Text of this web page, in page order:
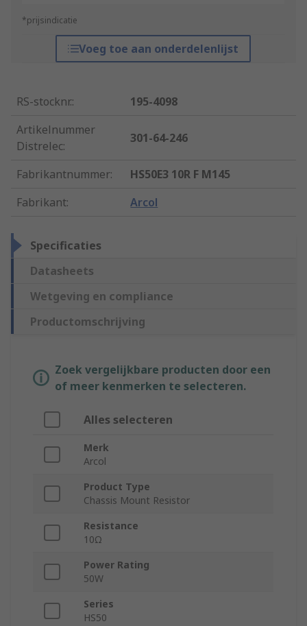
*prijsindicatie
Voeg toe aan onderdelenlijst
RS-stocknr.:
195-4098
Artikelnummer
Distrelec:
301-64-246
Fabrikantnummer:
HS50E3 10R F M145
Fabrikant: Arcol
Specificaties
Datasheets
Wetgeving en compliance
Productomschrijving
Zoek vergelijkbare producten door een
of meer kenmerken te selecteren.
Alles selecteren
Merk
Arcol
Product Type
Chassis Mount Resistor
Resistance
10Ω
Power Rating
50W
Series
HS50